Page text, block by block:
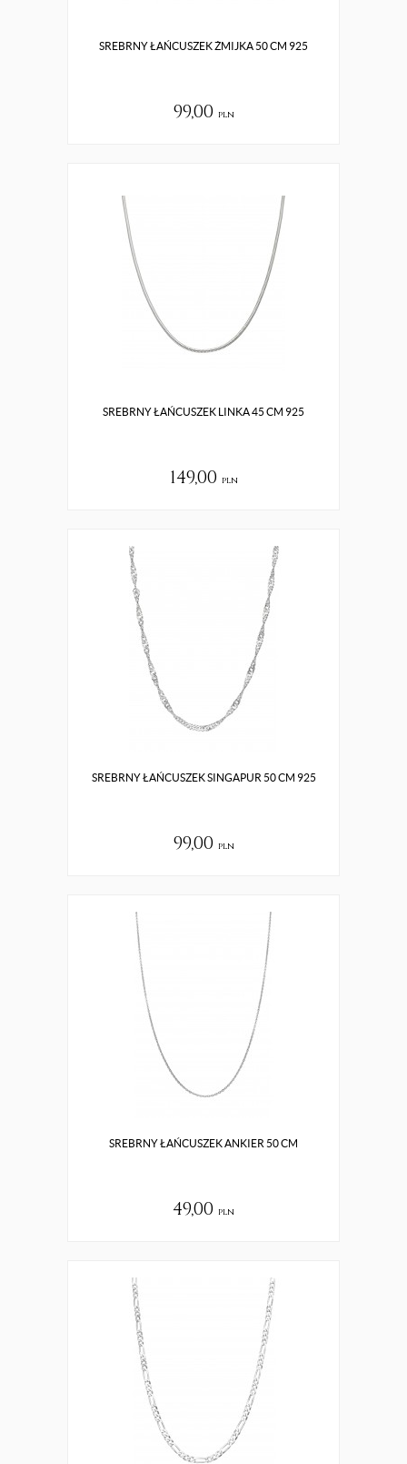
SREBRNY ŁAŃCUSZEK ŻMIJKA 50 CM 925
99,00 pln
SREBRNY ŁAŃCUSZEK LINKA 45 CM 925
149,00 pln
SREBRNY ŁAŃCUSZEK SINGAPUR 50 CM 925
99,00 pln
SREBRNY ŁAŃCUSZEK ANKIER 50 CM
49,00 pln